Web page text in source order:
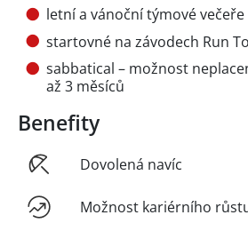
letní a vánoční týmové večeře
startovné na závodech Run
sabbatical – možnost
až 3 měsíců
Benefity
Dovolená navíc
Možnost kariérního